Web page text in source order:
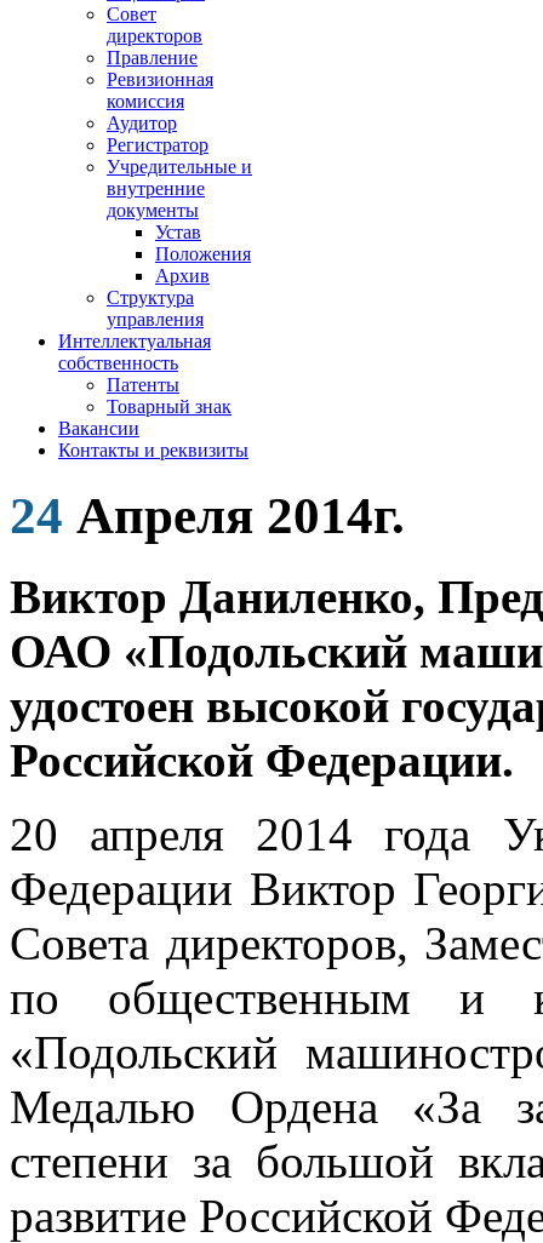
Совет
директоров
Правление
Ревизионная
комиссия
Аудитор
Регистратор
Учредительные и
внутренние
документы
Устав
Положения
Архив
Структура
управления
Интеллектуальная
собственность
Патенты
Товарный знак
Вакансии
Контакты и реквизиты
24 Апреля 2014г.
Виктор Даниленко,
ОАО «Подольский
удостоен высокой
Российской Федерации.
20 апреля 2014 года
Федерации Виктор
Совета директоров,
по общественным и
«Подольский
Медалью Ордена «За
степени за большой
развитие Российской